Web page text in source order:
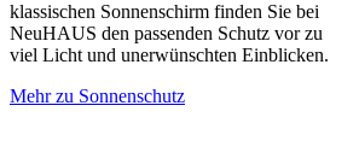
klassischen Sonnenschirm finden Sie bei
NeuHAUS den passenden Schutz vor zu
viel Licht und unerwünschten Einblicken.
Mehr zu Sonnenschutz